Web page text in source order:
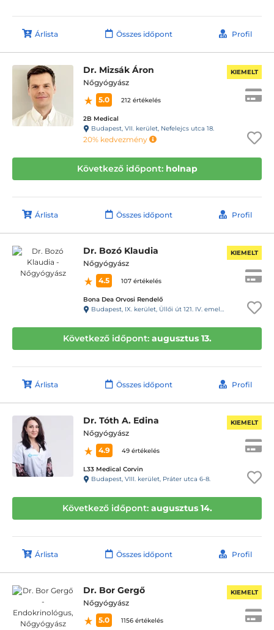
Árlista Összes időpont Profil
Dr. Mizsák Áron
Nőgyógyász
5.0
212 értékelés
2B Medical
Budapest, VII. kerület, Nefelejcs utca 18.
20% kedvezmény
KIEMELT
Következő időpont: holnap
Árlista Összes időpont Profil
Dr. Bozó Klaudia
Nőgyógyász
4.5
107 értékelés
Bona Dea Orvosi Rendelő
Budapest, IX. kerület, Üllői út 121. IV. emelet 12. Kaputelefon: 157
KIEMELT
Következő időpont: augusztus 13.
Árlista Összes időpont Profil
Dr. Tóth A. Edina
Nőgyógyász
4.9
49 értékelés
L33 Medical Corvin
Budapest, VIII. kerület, Práter utca 6-8.
KIEMELT
Következő időpont: augusztus 14.
Árlista Összes időpont Profil
Dr. Bor Gergő
Nőgyógyász
5.0
1156 értékelés
KIEMELT